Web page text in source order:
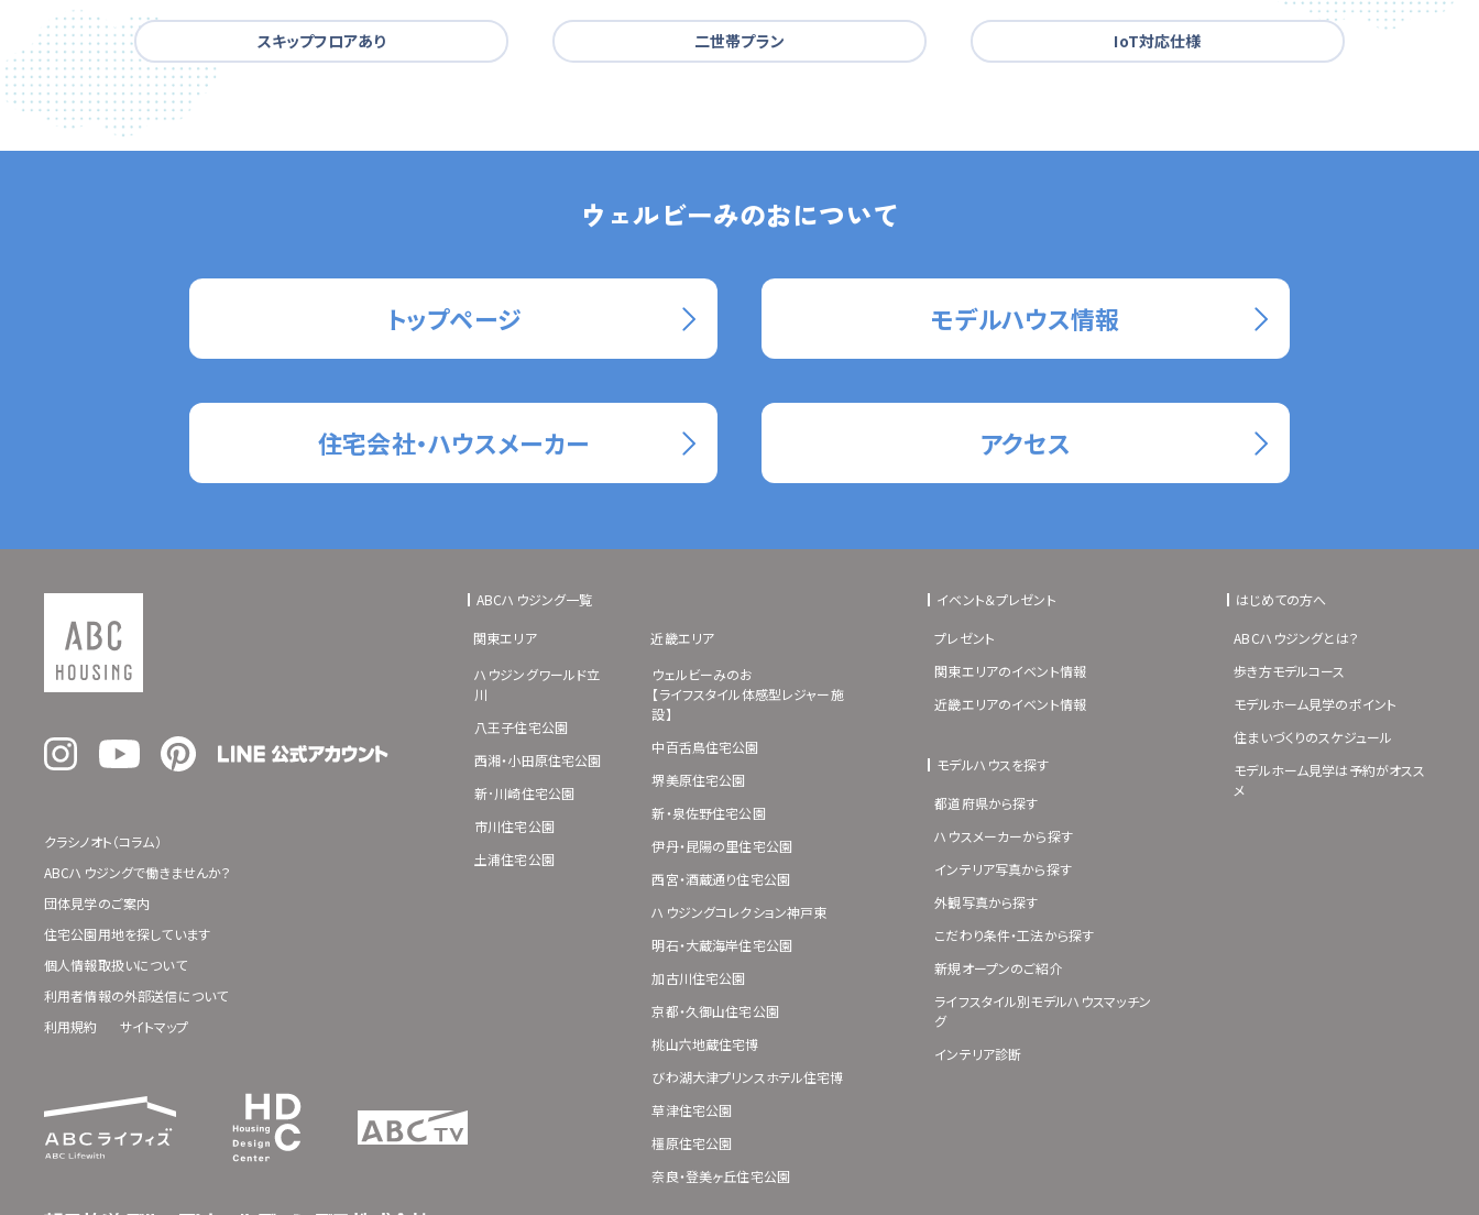
スキップフロアあり 二世帯プラン IoT対応仕様
ウェルビーみのおについて
トップページ モデルハウス情報
住宅会社・ハウスメーカー アクセス
ABCハウジング一覧
関東エリア
ハウジングワールド立
川
八王子住宅公園
西湘・小田原住宅公園
新･川崎住宅公園
市川住宅公園
土浦住宅公園
近畿エリア
ウェルビーみのお
【ライフスタイル体感型レジャー施
設】
中百舌鳥住宅公園
堺美原住宅公園
新・泉佐野住宅公園
伊丹・昆陽の里住宅公園
西宮・酒蔵通り住宅公園
ハウジングコレクション神戸東
明石・大蔵海岸住宅公園
加古川住宅公園
京都・久御山住宅公園
桃山六地蔵住宅博
びわ湖大津プリンスホテル住宅博
草津住宅公園
橿原住宅公園
奈良・登美ヶ丘住宅公園
イベント＆プレゼント
プレゼント
関東エリアのイベント情報
近畿エリアのイベント情報
モデルハウスを探す
都道府県から探す
ハウスメーカーから探す
インテリア写真から探す
外観写真から探す
こだわり条件・工法から探す
新規オープンのご紹介
ライフスタイル別モデルハウスマッチン
グ
インテリア診断
はじめての方へ
ABCハウジングとは？
歩き方モデルコース
モデルホーム見学のポイント
住まいづくりのスケジュール
モデルホーム見学は予約がオスス
メ
クラシノオト（コラム）
ABCハウジングで働きませんか？
団体見学のご案内
住宅公園用地を探しています
個人情報取扱いについて
利用者情報の外部送信について
利用規約
サイトマップ